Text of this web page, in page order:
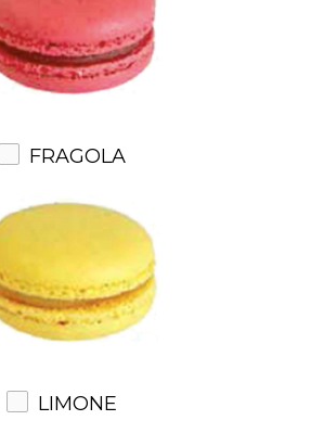
FRAGOLA
LIMONE